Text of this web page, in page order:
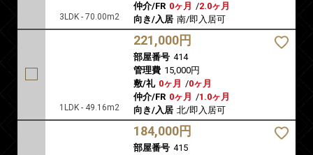
3LDK - 70.00m2
仲介/FR 0ヶ月 /2.0ヶ月
向き/入居 南/即入居可
1LDK - 49.16m2
221,000円
部屋番号 414
管理費 15,000円
敷/礼 0ヶ月 /0ヶ月
仲介/FR 0ヶ月 /1.0ヶ月
向き/入居 北/即入居可
184,000円
部屋番号 415